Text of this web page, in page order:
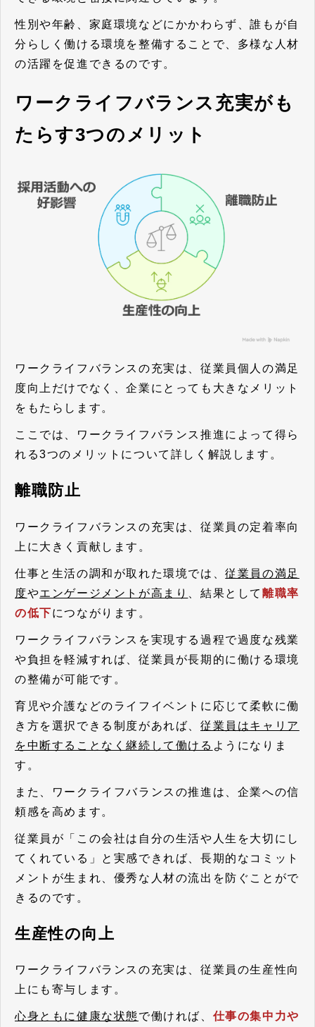
性別や年齢、家庭環境などにかかわらず、誰もが自
分らしく働ける環境を整備することで、多様な人材
の活躍を促進できるのです。
ワークライフバランス充実がも
たらす3つのメリット
ワークライフバランスの充実は、従業員個人の満足
度向上だけでなく、企業にとっても大きなメリット
をもたらします。
ここでは、ワークライフバランス推進によって得ら
れる3つのメリットについて詳しく解説します。
離職防止
ワークライフバランスの充実は、従業員の定着率向
上に大きく貢献します。
仕事と生活の調和が取れた環境では、従業員の満足
度やエンゲージメントが高まり 、結果として離職率
の低下につながります。
ワークライフバランスを実現する過程で過度な残業
や負担を軽減すれば、従業員が長期的に働ける環境
の整備が可能です。
育児や介護などのライフイベントに応じて柔軟に働
き方を選択できる制度があれば、 従業員はキャリア
を中断することなく継続して働ける ようになりま
す。
また、ワークライフバランスの推進は、企業への信
頼感を高めます。
従業員が「この会社は自分の生活や人生を大切にし
てくれている」と実感できれば、長期的なコミット
メントが生まれ、優秀な人材の流出を防ぐことがで
きるのです。
生産性の向上
ワークライフバランスの充実は、従業員の生産性向
上にも寄与します。
心身ともに健康な状態で働ければ、 仕事の集中力や